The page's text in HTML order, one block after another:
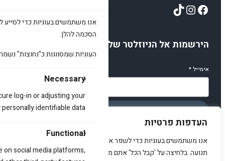
העדפות פרטיות
אנו משתמשים בעוגיות כדי לשפר את האתר, להציג תוכן מותאם ולנתח
תנועה. בלחיצה על 'קבל הכל' אתם מסכימים לכך.
אנו משתמשים בעוגיות כדי לסייע
הסכמה להלן.
העוגיות שמסווגות כ"נחוצות"
Necessary
log-in or adjusting your
identifiable data.
Functional
social media platforms,
Facebook
Instagram
TikTok
הירשמות אל הניוזלטר שלנו
אימייל*